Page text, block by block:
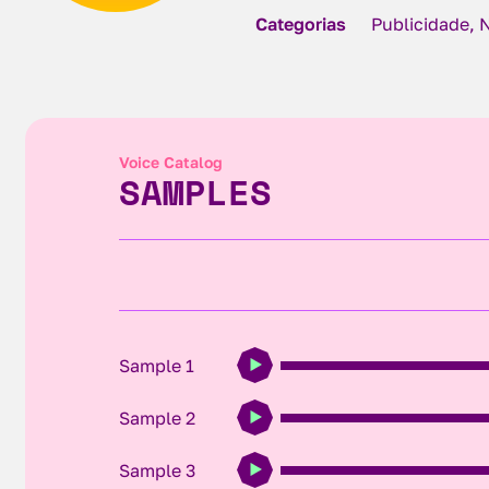
Categorias Publicidade,
Voice Catalog
SAMPLES
Sample 1
Sample 2
Sample 3